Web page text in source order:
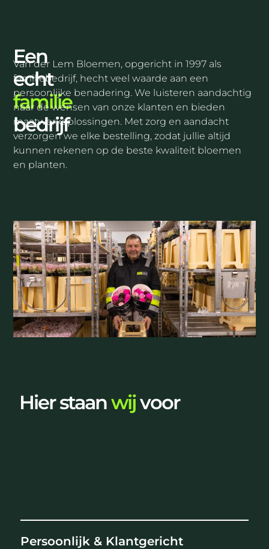
Een
echt
familie
bedrijf
Van der Lem Bloemen, opgericht in 1997 als
familiebedrijf, hecht veel waarde aan een
persoonlijke benadering. We luisteren aandachtig
naar de wensen van onze klanten en bieden
maatwerkoplossingen. Met zorg en aandacht
verzorgen we elke bestelling, zodat jullie altijd
kunnen rekenen op de beste kwaliteit bloemen
en planten.
Hier staanwijvoor
Persoonlijk & Klantgericht